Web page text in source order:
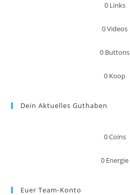
0 Links
0Videos
0 Buttons
0 Koop
Dein Aktuelles Guthaben
0Coins
0 Energie
Euer Team-Konto